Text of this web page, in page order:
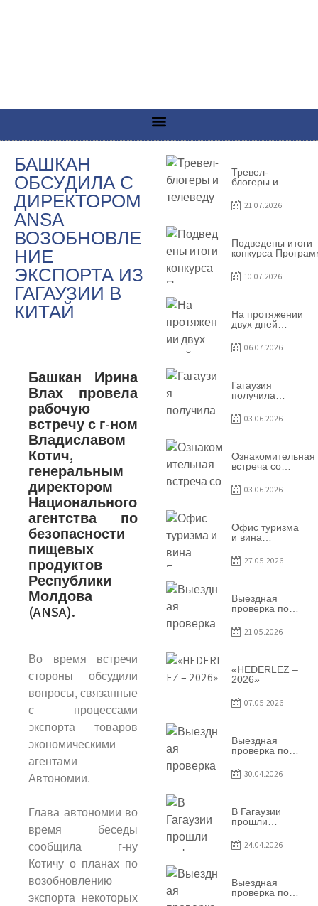
БАШКАН
ОБСУДИЛА С
ДИРЕКТОРОМ
ANSA
ВОЗОБНОВЛЕ
НИЕ
ЭКСПОРТА ИЗ
ГАГАУЗИИ В
КИТАЙ
Башкан Ирина
Влах провела
рабочую
встречу с г-ном
Владиславом
Котич,
генеральным
директором
Национального
агентства по
безопасности
пищевых
продуктов
Республики
Молдова
(ANSA).
Во время встречи
стороны обсудили
вопросы, связанные
с процессами
экспорта товаров
экономическими
агентами
Автономии.
Глава автономии во
время беседы
сообщила г-ну
Котичу о планах по
возобновлению
экспорта некоторых
Тревел-
блогеры и
из Словении
сняли
Гагаузии
21.07.2026
Подведены итоги
конкурса
грантов субъектам
10.07.2026
На протяжении
двух дней
принимала
коллег из
Республики
Молдова
06.07.2026
Гагаузия
получила
признание в
рамках проекта
03.06.2026
Ознакомительная
встреча со
специальности
«Агент по
03.06.2026
Офис туризма
и вина
участник
Национальной
туризма
27.05.2026
Выездная
проверка по
соблюдения
условий
грантов
предприятия
Baurlukhouse
21.05.2026
«HEDERLEZ –
2026»
07.05.2026
Выездная
проверка по
соблюдения
условий
грантов
предприятия
SRL Grand Nic
Oil Company
30.04.2026
В Гагаузии
прошли
сессии по
грантовой
24.04.2026
Выездная
проверка по